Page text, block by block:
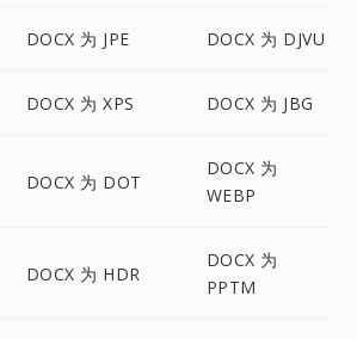
DOCX 为 JPE DOCX 为 DJVU
DOCX 为 XPS DOCX 为 JBG
DOCX 为 DOT
DOCX 为
WEBP
DOCX 为 HDR
DOCX 为
PPTM